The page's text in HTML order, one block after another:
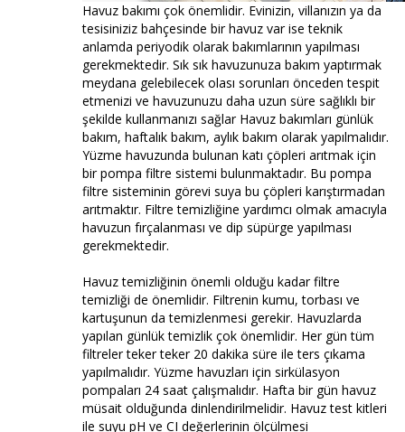
Havuz bakımı çok önemlidir. Evinizin, villanızın ya da
tesisiniziz bahçesinde bir havuz var ise teknik
anlamda periyodik olarak bakımlarının yapılması
gerekmektedir. Sık sık havuzunuza bakım yaptırmak
meydana gelebilecek olası sorunları önceden tespit
etmenizi ve havuzunuzu daha uzun süre sağlıklı bir
şekilde kullanmanızı sağlar Havuz bakımları günlük
bakım, haftalık bakım, aylık bakım olarak yapılmalıdır.
Yüzme havuzunda bulunan katı çöpleri arıtmak için
bir pompa filtre sistemi bulunmaktadır. Bu pompa
filtre sisteminin görevi suya bu çöpleri karıştırmadan
arıtmaktır. Filtre temizliğine yardımcı olmak amacıyla
havuzun fırçalanması ve dip süpürge yapılması
gerekmektedir.
Havuz temizliğinin önemli olduğu kadar filtre
temizliği de önemlidir. Filtrenin kumu, torbası ve
kartuşunun da temizlenmesi gerekir. Havuzlarda
yapılan günlük temizlik çok önemlidir. Her gün tüm
filtreler teker teker 20 dakika süre ile ters çıkama
yapılmalıdır. Yüzme havuzları için sirkülasyon
pompaları 24 saat çalışmalıdır. Hafta bir gün havuz
müsait olduğunda dinlendirilmelidir. Havuz test kitleri
ile suyu pH ve CI değerlerinin ölçülmesi